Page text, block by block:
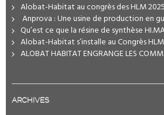
Alobat-Habitat au congrès des HLM
Anprova : Une usine de production en
Qu’est ce que la résine de synthèse
Alobat-Habitat s’installe au Congrès HLM
ALOBAT HABITAT ENGRANGE LES
ARCHIVES